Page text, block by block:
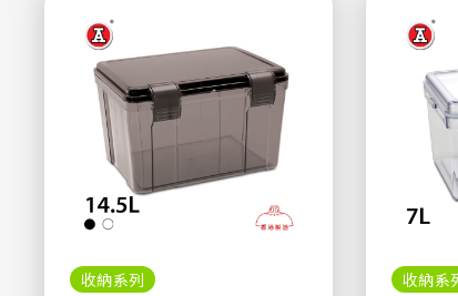
收納系列 收納系